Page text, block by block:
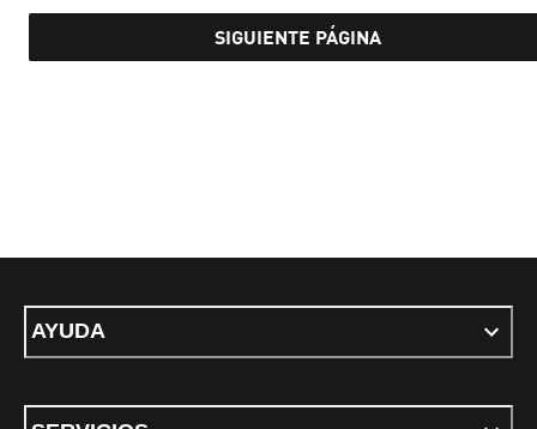
SIGUIENTE PÁGINA
AYUDA